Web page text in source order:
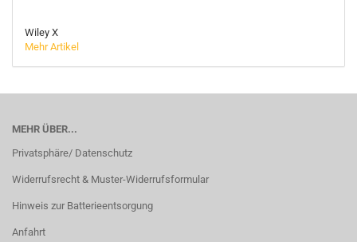
Wiley X
Mehr Artikel
MEHR ÜBER...
Privatsphäre/ Datenschutz
Widerrufsrecht & Muster-Widerrufsformular
Hinweis zur Batterieentsorgung
Anfahrt